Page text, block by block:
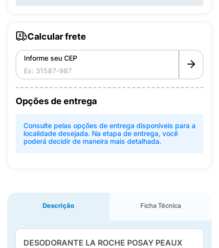
Calcular frete
Informe seu CEP
Opções de entrega
Consulte pelas opções de entrega disponíveis para a
localidade desejada. Na etapa de entrega, você
poderá decidir de maneira mais detalhada.
Descrição Ficha Técnica
DESODORANTE LA ROCHE POSAY PEAUX